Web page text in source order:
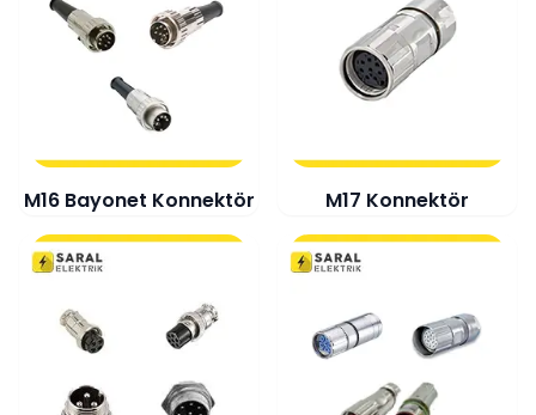
M16 Bayonet Konnektör M17 Konnektör